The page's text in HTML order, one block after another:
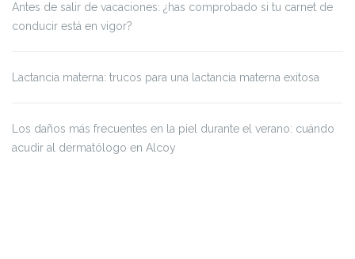
Antes de salir de vacaciones: ¿has comprobado si tu carnet de
conducir está en vigor?
Lactancia materna: trucos para una lactancia materna exitosa
Los daños más frecuentes en la piel durante el verano: cuándo
acudir al dermatólogo en Alcoy